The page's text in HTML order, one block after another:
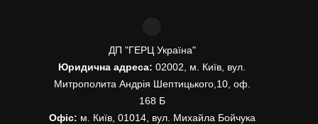
ДП "ГЕРЦ Україна"
Юридична адреса: 02002, м. Київ, вул.
Митрополита Андрія Шептицького,10, оф.
168 Б
Офіс: м. Київ, 01014, вул. Михайла Бойчука